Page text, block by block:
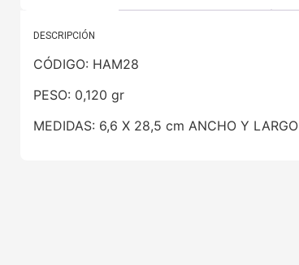
DESCRIPCIÓN
CÓDIGO: HAM28
PESO: 0,120 gr
MEDIDAS: 6,6 X 28,5 cm ANCHO Y LARGO